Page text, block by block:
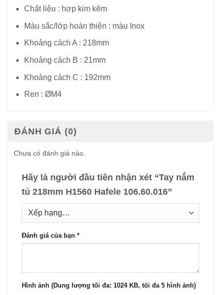
Chất liệu : hợp kim kẽm
Màu sắc/lớp hoàn thiện : màu Inox
Khoảng cách A : 218mm
Khoảng cách B : 21mm
Khoảng cách C : 192mm
Ren : ØM4
ĐÁNH GIÁ (0)
Chưa có đánh giá nào.
Hãy là người đầu tiên nhận xét “Tay nắm
tủ 218mm H1560 Hafele 106.60.016”
Đánh giá của bạn *
Hình ảnh (Dung lượng tối đa: 1024 KB, tối đa 5 hình ảnh)